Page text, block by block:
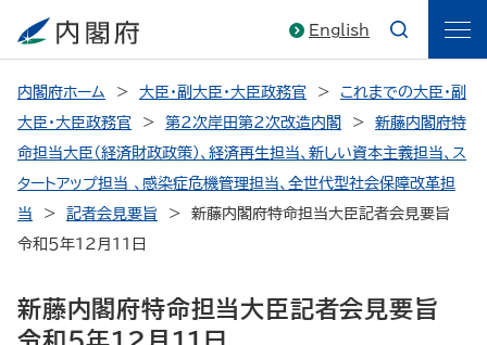
English
内閣府ホーム 大臣・副大臣・大臣政務官
これまでの大臣・副
大臣・大臣政務官
第2次岸田第2次改造内閣
新藤内閣府特
命担当大臣（経済財政政策）、経済再生担当、新しい資本主義担当、ス
タートアップ担当 、感染症危機管理担当、全世代型社会保障改革担
当
記者会見要旨
新藤内閣府特命担当大臣記者会見要旨
令和５年12月11日
新藤内閣府特命担当大臣記者会見要旨